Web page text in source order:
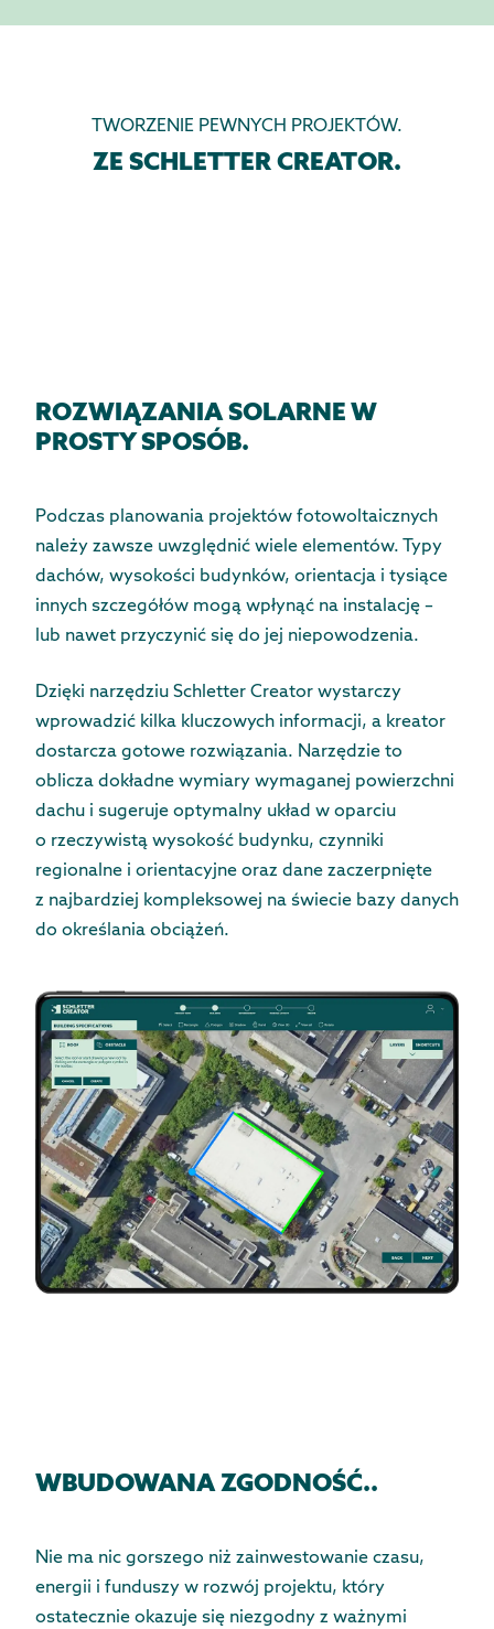
TWORZENIE PEWNYCH PROJEKTÓW.
ZE SCHLETTER CREATOR.
ROZWIĄZANIA SOLARNE W
PROSTY SPOSÓB.
Podczas planowania projektów fotowoltaicznych
należy zawsze uwzględnić wiele elementów. Typy
dachów, wysokości budynków, orientacja i tysiące
innych szczegółów mogą wpłynąć na instalację –
lub nawet przyczynić się do jej niepowodzenia.
Dzięki narzędziu Schletter Creator wystarczy
wprowadzić kilka kluczowych informacji, a kreator
dostarcza gotowe rozwiązania. Narzędzie to
oblicza dokładne wymiary wymaganej powierzchni
dachu i sugeruje optymalny układ w oparciu
o rzeczywistą wysokość budynku, czynniki
regionalne i orientacyjne oraz dane zaczerpnięte
z najbardziej kompleksowej na świecie bazy danych
do określania obciążeń.
WBUDOWANA ZGODNOŚĆ..
Nie ma nic gorszego niż zainwestowanie czasu,
energii i funduszy w rozwój projektu, który
ostatecznie okazuje się niezgodny z ważnymi